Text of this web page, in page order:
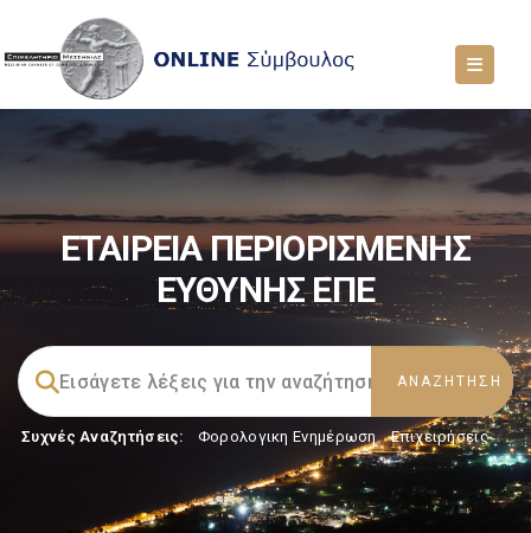
ΕΤΑΙΡΕΙΑ ΠΕΡΙΟΡΙΣΜΕΝΗΣ
ΕΥΘΥΝΗΣ ΕΠΕ
Συχνές Αναζητήσεις: Φορολογικη Ενημέρωση, Επιχειρήσεις